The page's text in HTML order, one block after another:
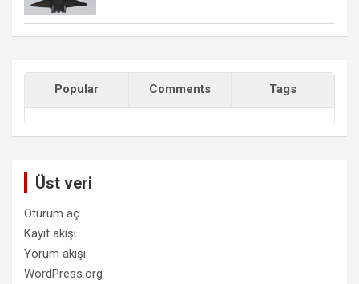
Popular Comments Tags
Üst veri
Oturum aç
Kayıt akışı
Yorum akışı
WordPress.org